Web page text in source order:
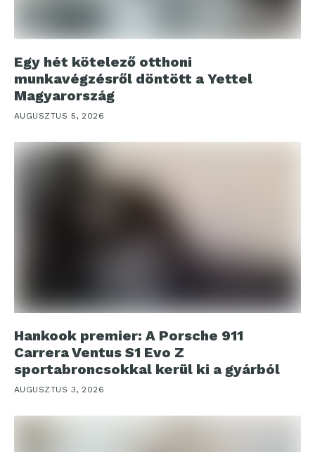
Egy hét kötelező otthoni
munkavégzésről döntött a Yettel
Magyarország
AUGUSZTUS 5, 2026
Hankook premier: A Porsche 911
Carrera Ventus S1 Evo Z
sportabroncsokkal kerül ki a gyárból
AUGUSZTUS 3, 2026